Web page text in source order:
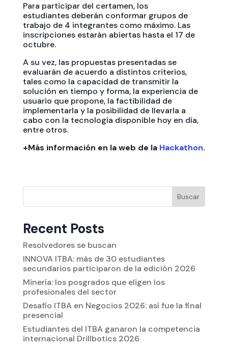
Para participar del certamen, los
estudiantes deberán conformar grupos de
trabajo de 4 integrantes como máximo. Las
inscripciones estarán abiertas hasta el 17 de
octubre.
A su vez, las propuestas presentadas se
evaluarán de acuerdo a distintos criterios,
tales como la capacidad de transmitir la
solución en tiempo y forma, la experiencia de
usuario que propone, la factibilidad de
implementarla y la posibilidad de llevarla a
cabo con la tecnología disponible hoy en día,
entre otros.
+Más información en la web de laHackathon.
Buscar
Recent Posts
Resolvedores se buscan
INNOVA ITBA: más de 30 estudiantes
secundarios participaron de la edición 2026
Minería: los posgrados que eligen los
profesionales del sector
Desafío ITBA en Negocios 2026: así fue la final
presencial
Estudiantes del ITBA ganaron la competencia
internacional Drillbotics 2026